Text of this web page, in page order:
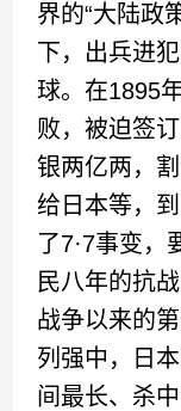
界的“大陆政
下，出兵进
球。在1895
败，被迫签
银两亿两，
给日本等，
了7·7事变，
民八年的抗
战争以来的
列强中，日
间最长、杀